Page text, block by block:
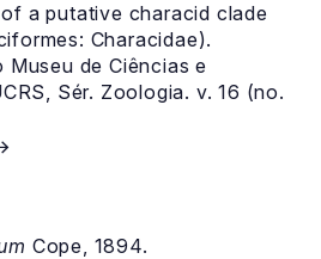
a putative characid clade
Characidae).
de Ciências e
Sér. Zoologia. v. 16 (no.
Cope, 1894.